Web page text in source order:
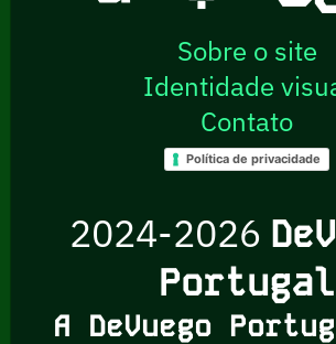
Sobre o site
Identidade
Contato
Política de privacidade
2024-2026
Portugal
A DeVuego